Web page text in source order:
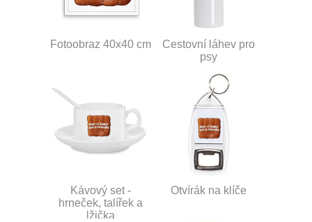
Fotoobraz 40x40 cm
Cestovní láhev pro
psy
Kávový set -
hrneček, talířek a
lžička
Otvírák na klíče